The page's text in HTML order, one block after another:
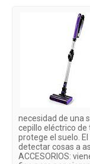
necesidad de una
cepillo eléctrico de
protege el suelo.
detectar cosas a
ACCESORIOS: